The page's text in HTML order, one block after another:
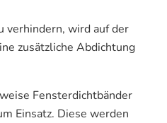
verhindern, wird auf der
zusätzliche Abdichtung
Fensterdichtbänder
Einsatz. Diese werden